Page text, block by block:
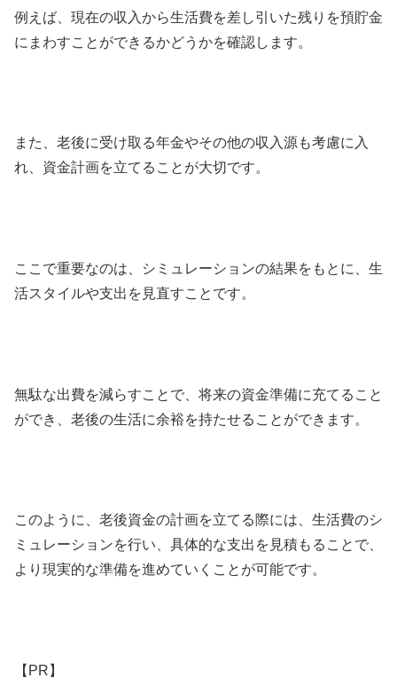
例えば、現在の収入から生活費を差し引いた残りを預貯金
にまわすことができるかどうかを確認します。
また、老後に受け取る年金やその他の収入源も考慮に入
れ、資金計画を立てることが大切です。
ここで重要なのは、シミュレーションの結果をもとに、生
活スタイルや支出を見直すことです。
無駄な出費を減らすことで、将来の資金準備に充てること
ができ、老後の生活に余裕を持たせることができます。
このように、老後資金の計画を立てる際には、生活費のシ
ミュレーションを行い、具体的な支出を見積もることで、
より現実的な準備を進めていくことが可能です。
【PR】